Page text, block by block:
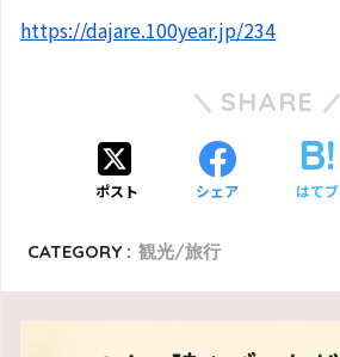
https://dajare.100year.jp/234
SHARE
ポスト シェア はてブ
CATEGORY : 観光/旅行